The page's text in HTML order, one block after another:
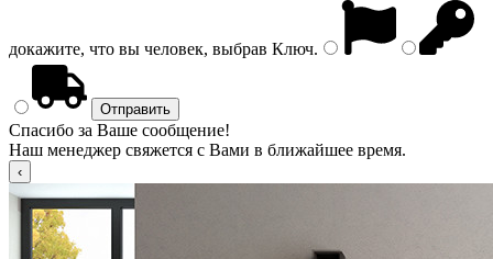
докажите, что вы человек, выбрав Ключ.
Спасибо за Ваше сообщение!
Наш менеджер свяжется с Вами в ближайшее время.